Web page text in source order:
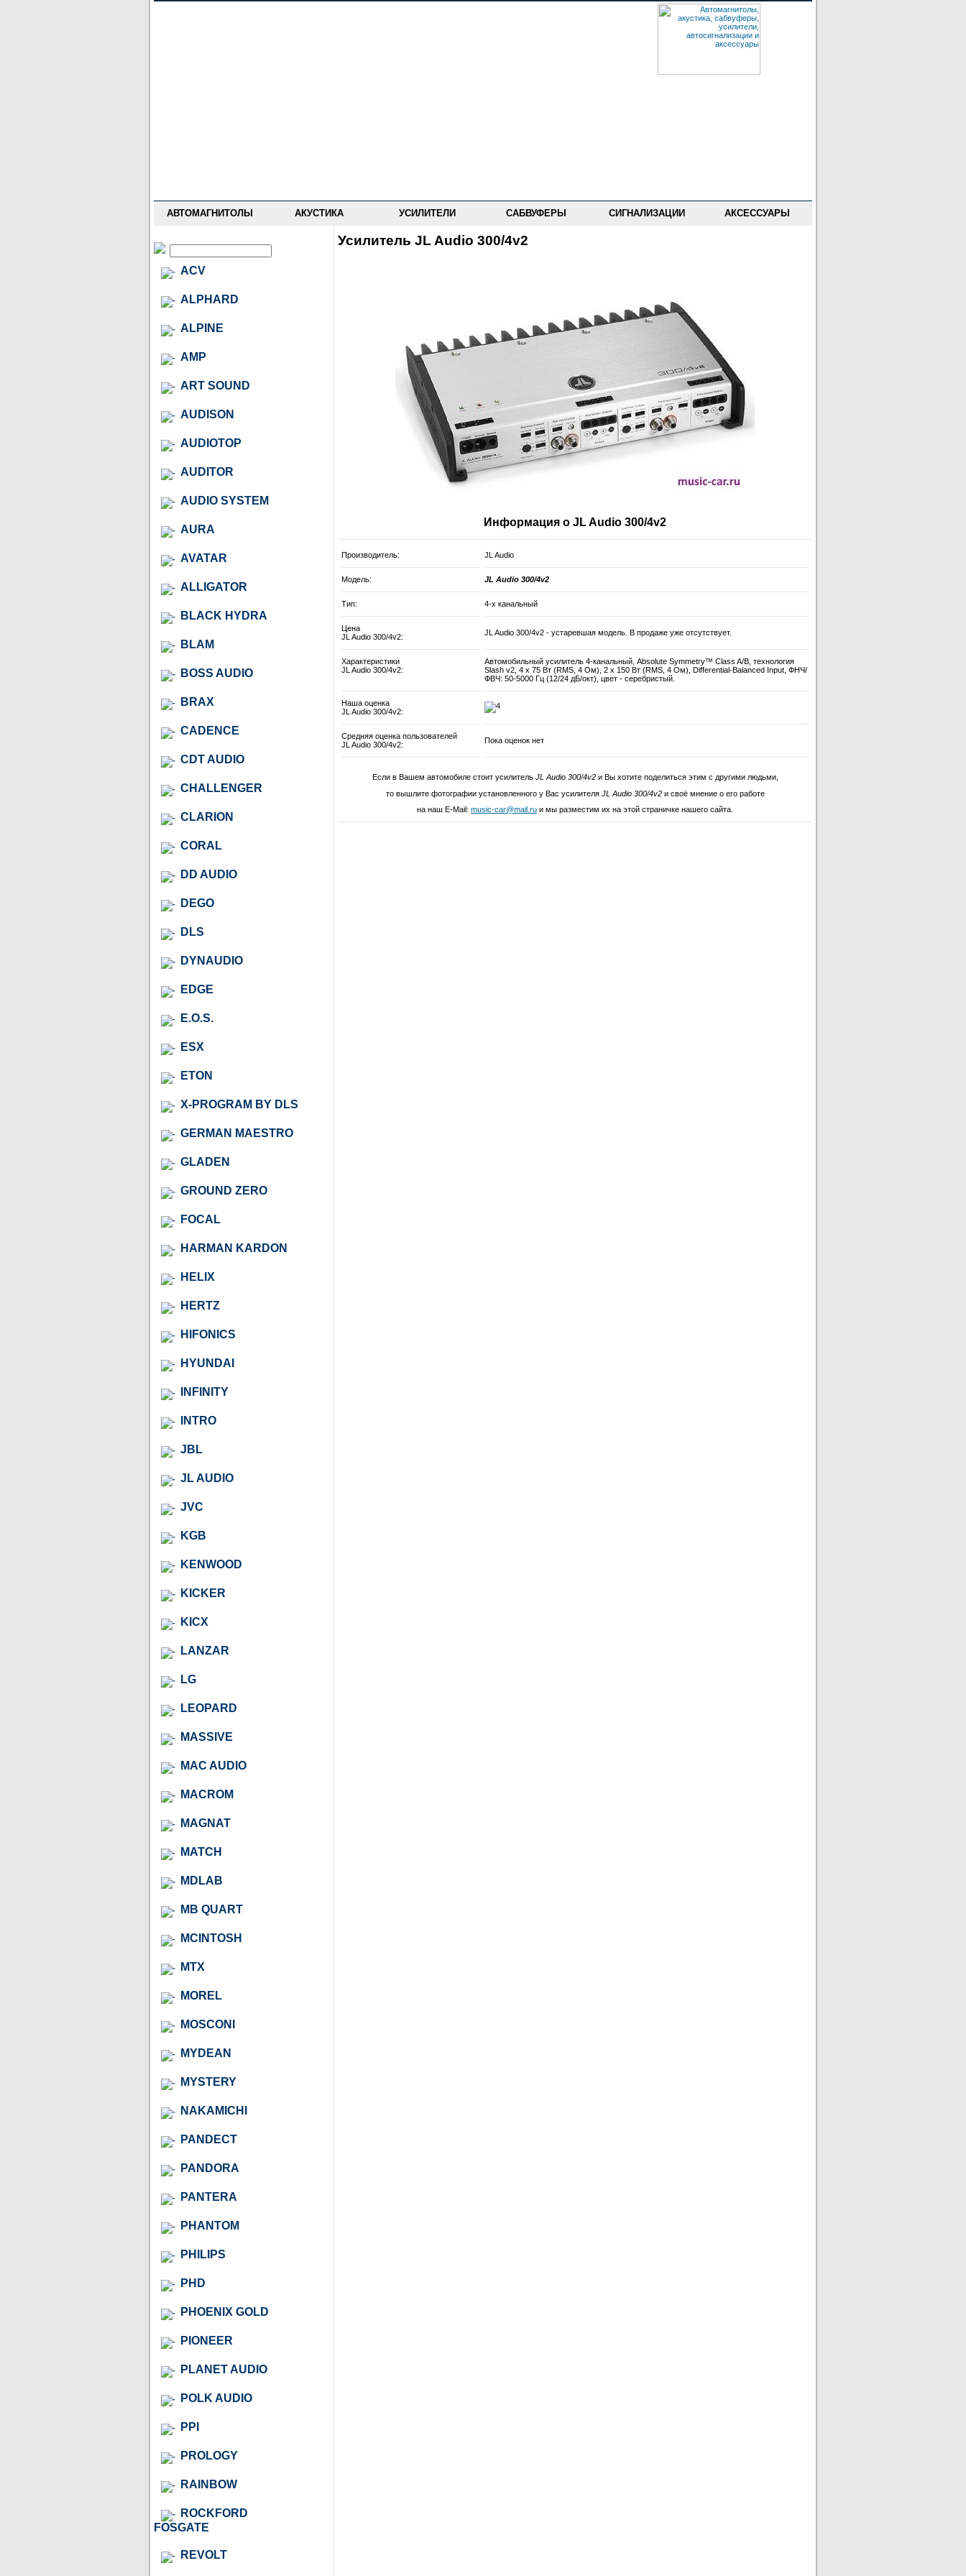
АВТОМАГНИТОЛЫ АКУСТИКА УСИЛИТЕЛИ САБВУФЕРЫ СИГНАЛИЗАЦИИ АКСЕССУАРЫ
ACV
ALPHARD
ALPINE
AMP
ART SOUND
AUDISON
AUDIOTOP
AUDITOR
AUDIO SYSTEM
AURA
AVATAR
ALLIGATOR
BLACK HYDRA
BLAM
BOSS AUDIO
BRAX
CADENCE
CDT AUDIO
CHALLENGER
CLARION
CORAL
DD AUDIO
DEGO
DLS
DYNAUDIO
EDGE
E.O.S.
ESX
ETON
X-PROGRAM BY DLS
GERMAN MAESTRO
GLADEN
GROUND ZERO
FOCAL
HARMAN KARDON
HELIX
HERTZ
HIFONICS
HYUNDAI
INFINITY
INTRO
JBL
JL AUDIO
JVC
KGB
KENWOOD
KICKER
KICX
LANZAR
LG
LEOPARD
MASSIVE
MAC AUDIO
MACROM
MAGNAT
MATCH
MDLAB
MB QUART
MCINTOSH
MTX
MOREL
MOSCONI
MYDEAN
MYSTERY
NAKAMICHI
PANDECT
PANDORA
PANTERA
PHANTOM
PHILIPS
PHD
PHOENIX GOLD
PIONEER
PLANET AUDIO
POLK AUDIO
PPI
PROLOGY
RAINBOW
ROCKFORD
FOSGATE
REVOLT
Усилитель JL Audio 300/4v2
Информация о JL Audio 300/4v2
Производитель: JL Audio
Модель: JL Audio 300/4v2
Тип: 4-х канальный
Цена
JL Audio 300/4v2:
JL Audio 300/4v2 - устаревшая модель. В продаже уже отсутствует.
Характеристики
JL Audio 300/4v2:
Автомобильный усилитель 4-канальный, Absolute Symmetry™ Class A/B, технология
Slash v2, 4 х 75 Вт (RMS, 4 Ом), 2 х 150 Вт (RMS, 4 Ом), Differential-Balanced Input, ФНЧ/
ФВЧ: 50-5000 Гц (12/24 дБ/окт), цвет - серебристый.
Наша оценка
JL Audio 300/4v2:
Средняя оценка пользователей
JL Audio 300/4v2:
Пока оценок нет
Если в Вашем автомобиле стоит усилитель JL Audio 300/4v2и Вы хотите поделиться этим с другими людьми,
то вышлите фотографии установленного у Вас усилителя JL Audio 300/4v2и своё мнение о его работе
на наш E-Mail: music-car@mail.ru и мы разместим их на этой страничке нашего сайта.